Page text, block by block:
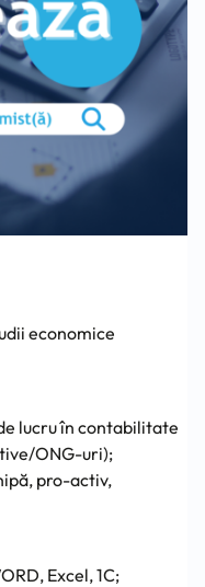
economice
lucru în contabilitate
ONG-uri);
pro-activ,
Excel, 1C;